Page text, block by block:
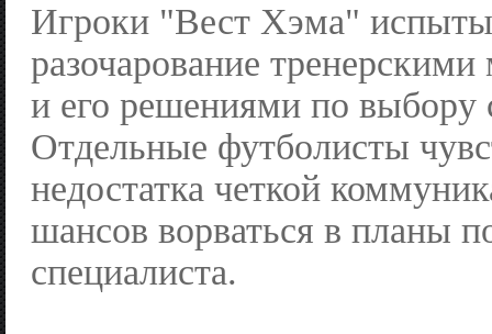
Игроки "Вест Хэма"
разочарование
и его решениями по выбору
Отдельные футболисты
недостатка четкой
шансов ворваться в планы
специалиста.